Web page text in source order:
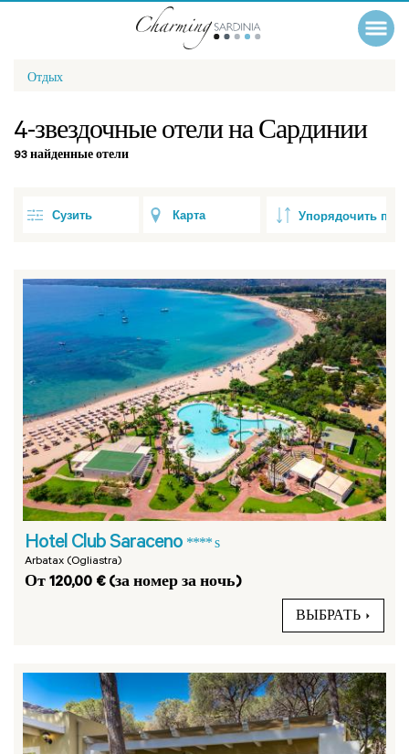
Отдых
4-звездочные отели на Сардинии
93 найденные отели
Сузить Карта
Hotel Club Saraceno **** s
Arbatax (Ogliastra)
От 120,00 € (за номер за ночь)
ВЫБРАТЬ